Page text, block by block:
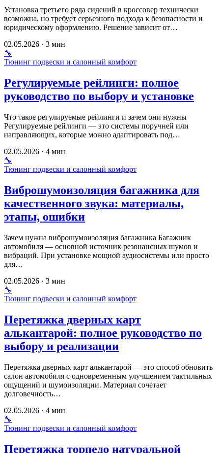
Установка третьего ряда сидений в кроссовер технически
возможна, но требует серьезного подхода к безопасности и
юридическому оформлению. Решение зависит от…
02.05.2026 · 3 мин
🔧
Тюнинг подвески и салонный комфорт
Регулируемые рейлинги: полное
руководство по выбору и установке
Что такое регулируемые рейлинги и зачем они нужны
Регулируемые рейлинги — это системы поручней или
направляющих, которые можно адаптировать под…
02.05.2026 · 4 мин
🔧
Тюнинг подвески и салонный комфорт
Виброшумоизоляция багажника для
качественного звука: материалы,
этапы, ошибки
Зачем нужна виброшумоизоляция багажника Багажник
автомобиля — основной источник резонансных шумов и
вибраций. При установке мощной аудиосистемы или просто
для…
02.05.2026 · 3 мин
🔧
Тюнинг подвески и салонный комфорт
Перетяжка дверных карт
алькантарой: полное руководство по
выбору и реализации
Перетяжка дверных карт алькантарой — это способ обновить
салон автомобиля с одновременным улучшением тактильных
ощущений и шумоизоляции. Материал сочетает
долговечность…
02.05.2026 · 4 мин
🔧
Тюнинг подвески и салонный комфорт
Перетяжка торпедо натуральной